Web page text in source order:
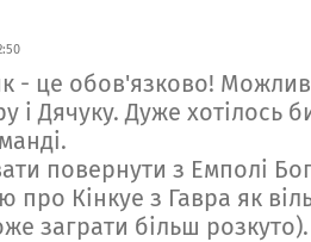
- це обов'язково!
і Дячуку. Дуже хотілось
повернути з Емполі
про Кінкуе з Гавра як
заграти більш розкуто).